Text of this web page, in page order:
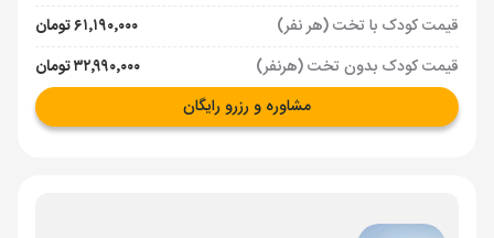
قیمت کودک با تخت (هر نفر)
۶۱٬۱۹۰٬۰۰۰ تومان
قیمت کودک بدون تخت (هرنفر)
۳۲٬۹۹۰٬۰۰۰ تومان
مشاوره و رزرو رایگان